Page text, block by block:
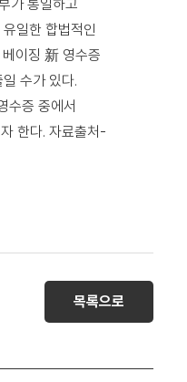
가 통일하고
일한 합법적인
이징 新 영수증
수가 있다.
수증 중에서
한다. 자료출처-
목록으로